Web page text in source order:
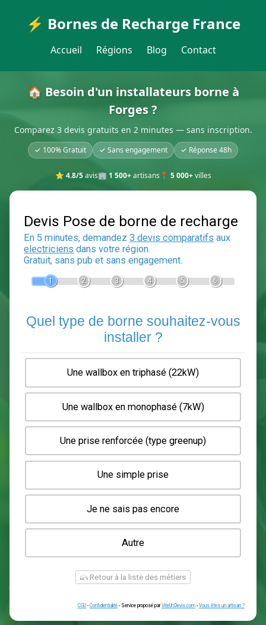
⚡ Bornes de Recharge France
Accueil Régions Blog Contact
🏠 Besoin d'un installateurs borne à
Forges ?
Comparez 3 devis gratuits en 2 minutes — sans inscription.
✓ 100% Gratuit ✓ Sans engagement ✓ Réponse 48h
⭐ 4.8/5avis🏢 1 500+artisans 📍 5 000+villes
Devis Pose de borne de
En 5 minutes, demandez3 devis comparatifs
Gratuit, sans pub et sans engagement.
2 3 6
Quel type de borne souhaitez-
installer ?
Une wallbox en triphasé (22kW)
Une wallbox en monophasé (7kW)
Une prise renforcée (type greenup)
Une simple prise
Je ne sais pas encore